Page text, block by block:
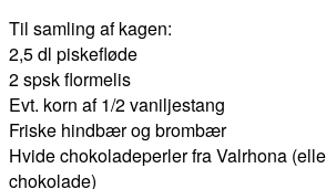
Til samling af kagen:
2,5 dl piskefløde
2 spsk flormelis
Evt. korn af 1/2 vaniljestang
Friske hindbær og brombær
Hvide chokoladeperler fra Valrhona
chokolade)